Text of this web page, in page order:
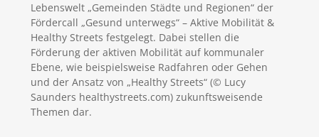
Lebenswelt „Gemeinden Städte und Regionen“ der
Fördercall „Gesund unterwegs“ – Aktive Mobilität &
Healthy Streets festgelegt. Dabei stellen die
Förderung der aktiven Mobilität auf kommunaler
Ebene, wie beispielsweise Radfahren oder Gehen
und der Ansatz von „Healthy Streets“ (© Lucy
Saunders healthystreets.com) zukunftsweisende
Themen dar.